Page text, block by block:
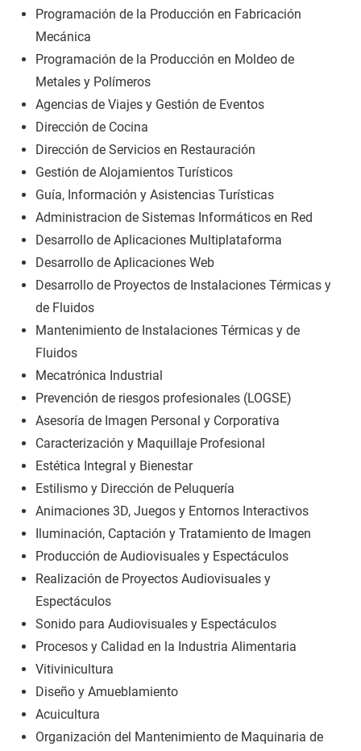
Programación de la Producción en Fabricación
Mecánica
Programación de la Producción en Moldeo de
Metales y Polímeros
Agencias de Viajes y Gestión de Eventos
Dirección de Cocina
Dirección de Servicios en Restauración
Gestión de Alojamientos Turísticos
Guía, Información y Asistencias Turísticas
Administracion de Sistemas Informáticos en Red
Desarrollo de Aplicaciones Multiplataforma
Desarrollo de Aplicaciones Web
Desarrollo de Proyectos de Instalaciones Térmicas y
de Fluidos
Mantenimiento de Instalaciones Térmicas y de
Fluidos
Mecatrónica Industrial
Prevención de riesgos profesionales (LOGSE)
Asesoría de Imagen Personal y Corporativa
Caracterización y Maquillaje Profesional
Estética Integral y Bienestar
Estilismo y Dirección de Peluquería
Animaciones 3D, Juegos y Entornos Interactivos
Iluminación, Captación y Tratamiento de Imagen
Producción de Audiovisuales y Espectáculos
Realización de Proyectos Audiovisuales y
Espectáculos
Sonido para Audiovisuales y Espectáculos
Procesos y Calidad en la Industria Alimentaria
Vitivinicultura
Diseño y Amueblamiento
Acuicultura
Organización del Mantenimiento de Maquinaria de